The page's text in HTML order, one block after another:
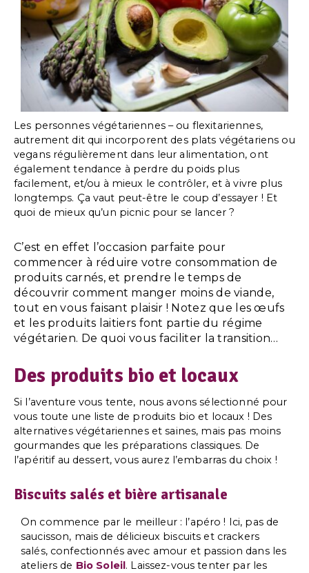
Les personnes végétariennes – ou flexitariennes,
autrement dit qui incorporent des plats végétariens ou
vegans régulièrement dans leur alimentation, ont
également tendance à perdre du poids plus
facilement, et/ou à mieux le contrôler, et à vivre plus
longtemps. Ça vaut peut-être le coup d’essayer ! Et
quoi de mieux qu’un picnic pour se lancer ?
C’est en effet l’occasion parfaite pour
commencer à réduire votre consommation de
produits carnés, et prendre le temps de
découvrir comment manger moins de viande,
tout en vous faisant plaisir ! Notez que les œufs
et les produits laitiers font partie du régime
végétarien. De quoi vous faciliter la transition…
Des produits bio et locaux
Si l’aventure vous tente, nous avons sélectionné pour
vous toute une liste de produits bio et locaux ! Des
alternatives végétariennes et saines, mais pas moins
gourmandes que les préparations classiques. De
l’apéritif au dessert, vous aurez l’embarras du choix !
Biscuits salés et bière artisanale
On commence par le meilleur : l’apéro ! Ici, pas de
saucisson, mais de délicieux biscuits et crackers
salés, confectionnés avec amour et passion dans les
ateliers de Bio Soleil. Laissez-vous tenter par les